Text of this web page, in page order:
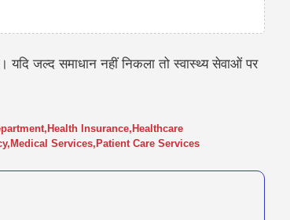
जल्द समाधान नहीं निकला तो स्वास्थ्य सेवाओं पर
, Health Insurance, Healthcare
, Medical Services, Patient Care Services